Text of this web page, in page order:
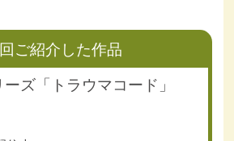
ご紹介した作品
ズ「トラウマコード」